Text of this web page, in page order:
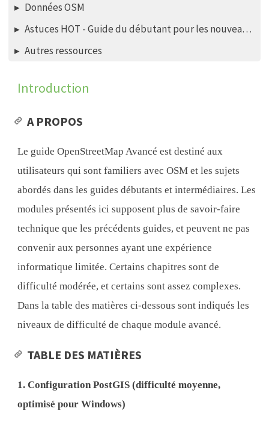
Données OSM
Astuces HOT - Guide du débutant pour les nouveaux mappers - éditeur iD
Autres ressources
Introduction
A PROPOS
Le guide OpenStreetMap Avancé est destiné aux
utilisateurs qui sont familiers avec OSM et les sujets
abordés dans les guides débutants et intermédiaires. Les
modules présentés ici supposent plus de savoir-faire
technique que les précédents guides, et peuvent ne pas
convenir aux personnes ayant une expérience
informatique limitée. Certains chapitres sont de
difficulté modérée, et certains sont assez complexes.
Dans la table des matières ci-dessous sont indiqués les
niveaux de difficulté de chaque module avancé.
TABLE DES MATIÈRES
1. Configuration PostGIS (difficulté moyenne,
optimisé pour Windows)